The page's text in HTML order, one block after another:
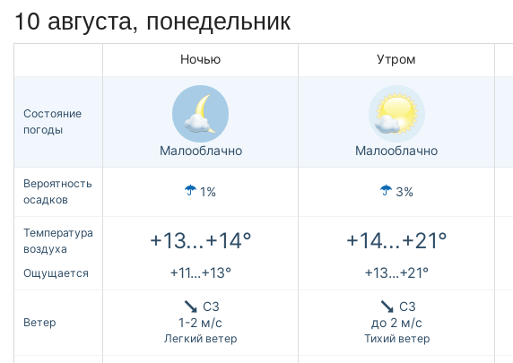
10 августа, понедельник
Ночью Утром
Состояние
погоды
Малооблачно Малооблачно
Вероятность
осадков
1% 3%
Температура
воздуха
+13...+14° +14...+21°
Ощущается +11...+13° +13...+21°
Ветер
СЗ
1-2 м/с
Легкий ветер
СЗ
до 2 м/с
Тихий ветер